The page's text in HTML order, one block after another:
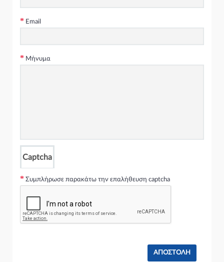
www.xcar.gr
Email
Μήνυμα
Captcha
Συμπλήρωσε παρακάτω την επαλήθευση captcha